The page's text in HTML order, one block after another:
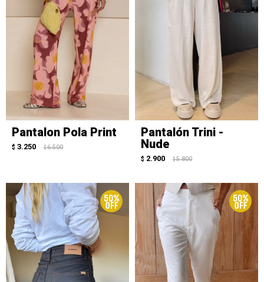
Pantalon Pola Print
$ 3.250 $ 6.500
Pantalón Trini -
Nude
$ 2.900 $ 5.800